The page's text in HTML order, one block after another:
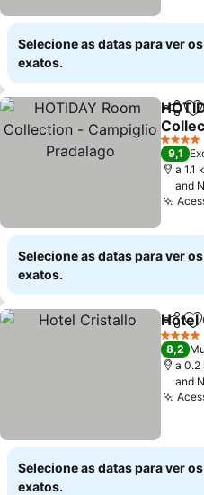
Selecione as datas para ver
exatos.
4 Estrelas
9,1
a 1.1
and
Selecione as datas para ver
exatos.
Hotel
4 Estrelas
8,2
a 0.2
and
Selecione as datas para ver
exatos.